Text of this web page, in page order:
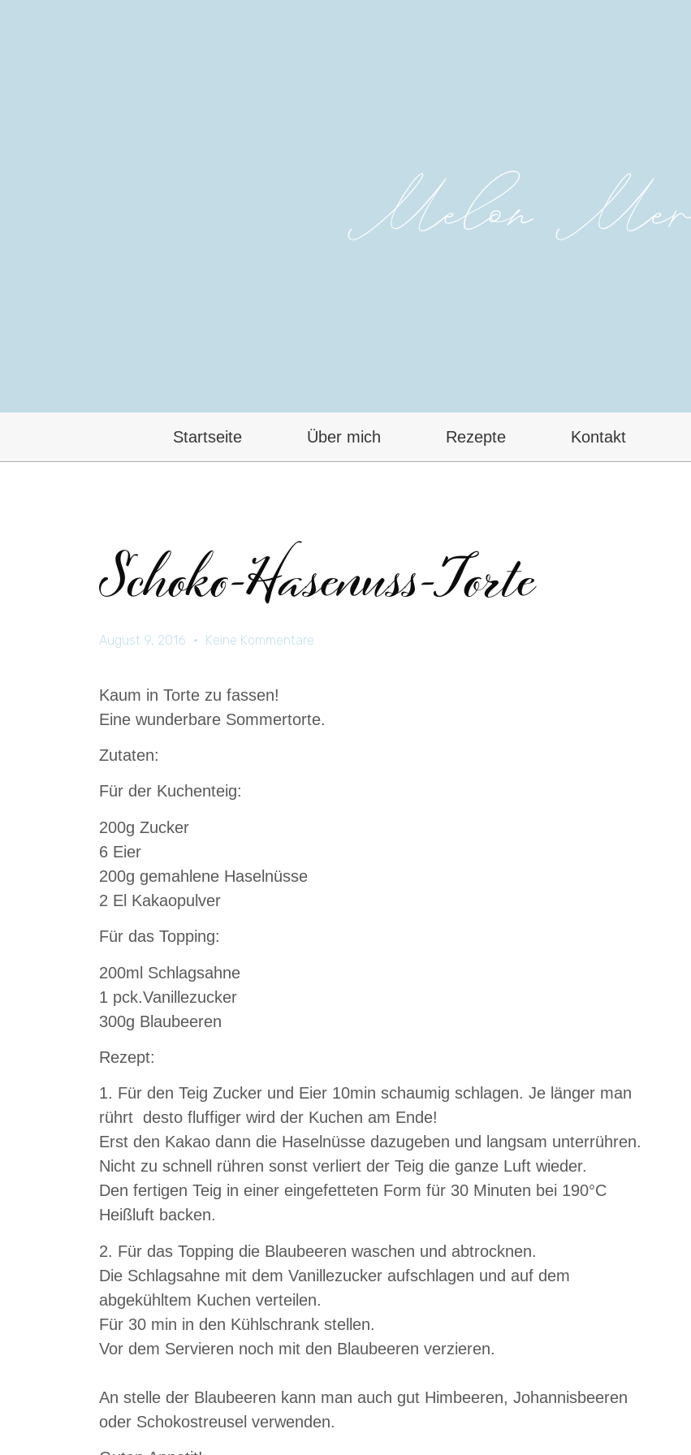
Startseite Über mich Rezepte Kontakt
Schoko-Hasenuss-Torte
August 9, 2016 Keine Kommentare
Kaum in Torte zu fassen!
Eine wunderbare Sommertorte.
Zutaten:
Für der Kuchenteig:
200g Zucker
6 Eier
200g gemahlene Haselnüsse
2 El Kakaopulver
Für das Topping:
200ml Schlagsahne
1 pck.Vanillezucker
300g Blaubeeren
Rezept:
1. Für den Teig Zucker und Eier 10min schaumig schlagen. Je länger man
rührt desto fluffiger wird der Kuchen am Ende!
Erst den Kakao dann die Haselnüsse dazugeben und langsam unterrühren.
Nicht zu schnell rühren sonst verliert der Teig die ganze Luft wieder.
Den fertigen Teig in einer eingefetteten Form für 30 Minuten bei 190°C
Heißluft backen.
2. Für das Topping die Blaubeeren waschen und abtrocknen.
Die Schlagsahne mit dem Vanillezucker aufschlagen und auf dem
abgekühltem Kuchen verteilen.
Für 30 min in den Kühlschrank stellen.
Vor dem Servieren noch mit den Blaubeeren verzieren.
An stelle der Blaubeeren kann man auch gut Himbeeren, Johannisbeeren
oder Schokostreusel verwenden.